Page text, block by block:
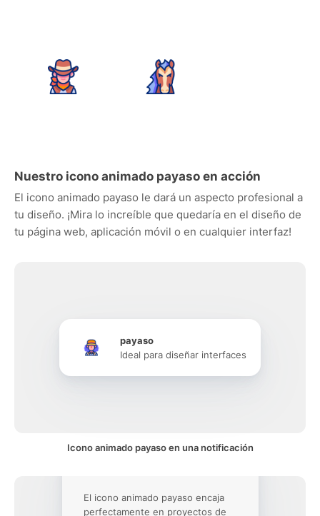
Nuestro icono animado payaso en acción
El icono animado payaso le dará un aspecto profesional a
tu diseño. ¡Mira lo increíble que quedaría en el diseño de
tu página web, aplicación móvil o en cualquier interfaz!
payaso
Ideal para diseñar interfaces
Icono animado payaso en una notificación
El icono animado payaso encaja
perfectamente en proyectos de